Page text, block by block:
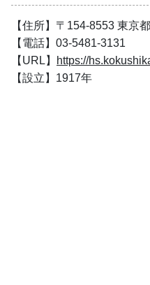
【住所】〒154-8553 東京
【電話】03-5481-3131
【URL】
https://
【設立】1917年